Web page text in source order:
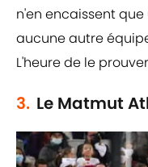
n'en encaissent
aucune autre
L'heure de le
3. Le Matmut